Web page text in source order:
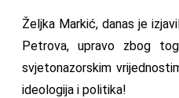
Željka Markić, danas je
Petrova, upravo zbog
svjetonazorskim
ideologija i politika!